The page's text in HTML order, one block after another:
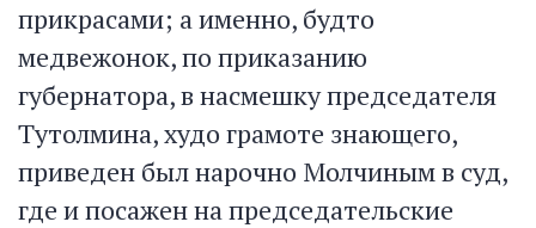
прикрасами; а именно, будто
медвежонок, по приказанию
губернатора, в насмешку председателя
Тутолмина, худо грамоте знающего,
приведен был нарочно Молчиным в суд,
где и посажен на председательские